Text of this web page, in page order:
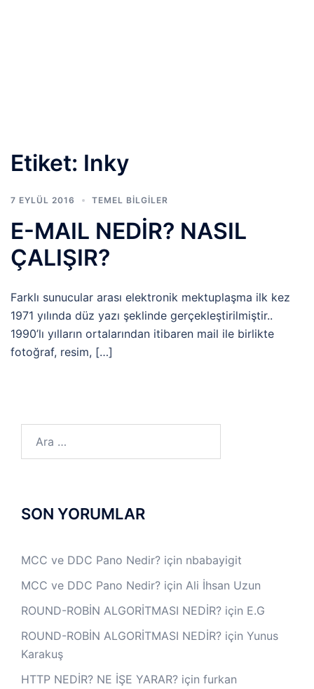
Etiket: Inky
7 EYLÜL 2016 TEMEL BİLGİLER
E-MAIL NEDİR? NASIL
ÇALIŞIR?
Farklı sunucular arası elektronik mektuplaşma ilk kez
1971 yılında düz yazı şeklinde gerçekleştirilmiştir..
1990’lı yılların ortalarından itibaren mail ile birlikte
fotoğraf, resim, […]
SON YORUMLAR
MCC ve DDC Pano Nedir? için nbabayigit
MCC ve DDC Pano Nedir? için Ali İhsan Uzun
ROUND-ROBİN ALGORİTMASI NEDİR? için E.G
ROUND-ROBİN ALGORİTMASI NEDİR? için Yunus
Karakuş
HTTP NEDİR? NE İŞE YARAR? için furkan